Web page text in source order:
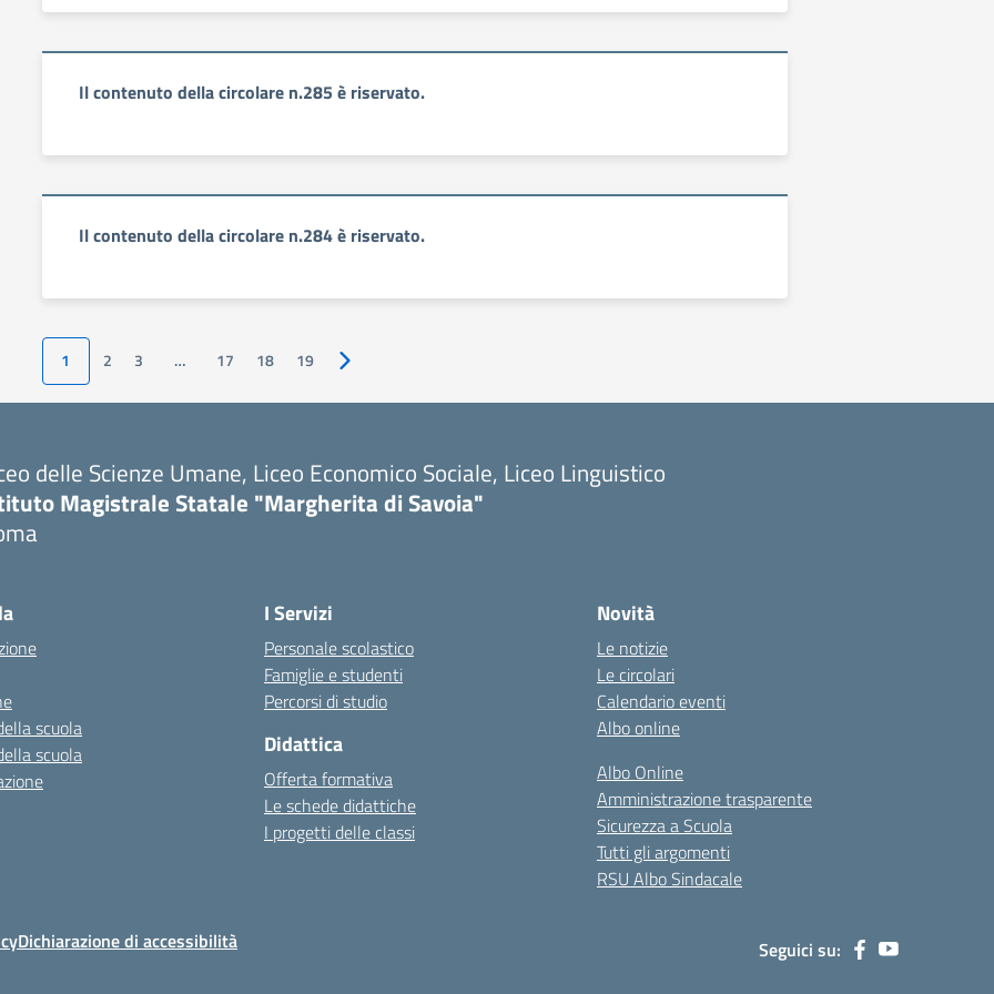
Il contenuto della circolare n.285 è riservato.
Il contenuto della circolare n.284 è riservato.
1 2 3 … 17 18 19 Pagina successiva
delle Scienze Umane, Liceo Economico Sociale, Liceo Linguistico
Magistrale Statale "Margherita di Savoia"
scuola
scuola
I Servizi
Personale scolastico
Famiglie e studenti
Percorsi di studio
Didattica
Offerta formativa
Le schede didattiche
I progetti delle classi
Novità
Le notizie
Le circolari
Calendario eventi
Albo online
Albo Online
Amministrazione trasparente
Sicurezza a Scuola
Tutti gli argomenti
RSU Albo Sindacale
Dichiarazione di accessibilità Seguici su: